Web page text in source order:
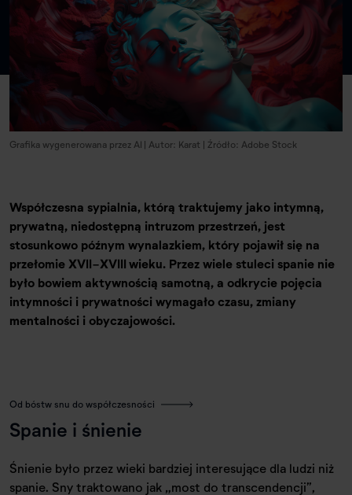
Grafika wygenerowana przez AI | Autor: Karat | Źródło: Adobe Stock
Współczesna sypialnia, którą traktujemy jako intymną,
prywatną, niedostępną intruzom przestrzeń, jest
stosunkowo późnym wynalazkiem, który pojawił się na
przełomie XVII-XVIII wieku. Przez wiele stuleci spanie nie
było bowiem aktywnością samotną, a odkrycie pojęcia
intymności i prywatności wymagało czasu, zmiany
mentalności i obyczajowości.
Od bóstw snu do współczesności
Spanie i śnienie
Śnienie było przez wieki bardziej interesujące dla ludzi niż
spanie. Sny traktowano jak „most do transcendencji”,